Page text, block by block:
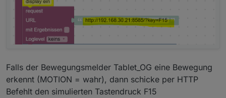
Falls der Bewegungsmelder Tablet_OG eine Bewegung
erkennt (MOTION = wahr), dann schicke per HTTP
Befehlt den simulierten Tastendruck F15